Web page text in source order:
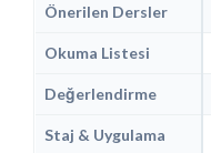
Önerilen Dersler
Okuma Listesi
Değerlendirme
Staj & Uygulama